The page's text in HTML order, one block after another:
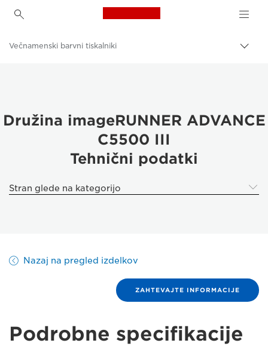
Canon Logo, back to
Poslovni izdelki
Poslovni tiskalniki in faksi
Večnamenski barvni tiskalniki
Družina imageRUNNER ADVANCE
C5500 III
Tehnični podatki
Stran glede na kategorijo
Nazaj na pregled izdelkov
ZAHTEVAJTE INFORMACIJE
Podrobne specifikacije